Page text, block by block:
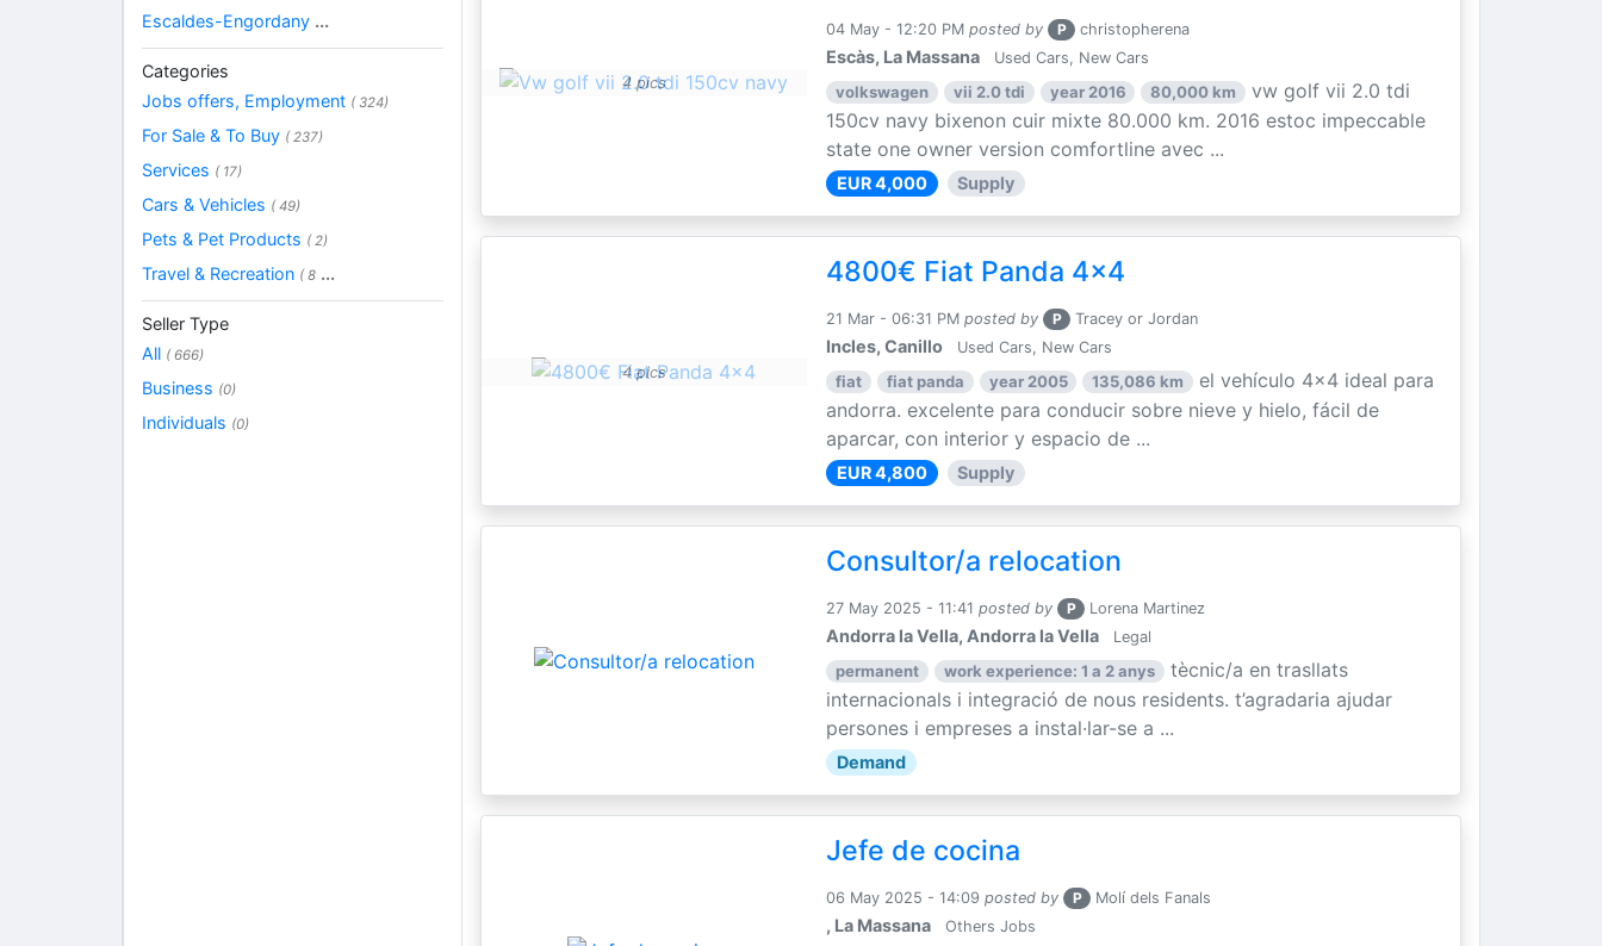
4 pics
04 May - 12:20 PM posted by P christopherena
Escàs, La Massana Used Cars, New Cars
volkswagen vii 2.0 tdi year 2016 80,000 km
vw golf vii 2.0 tdi
150cv navy bixenon cuir mixte 80.000 km. 2016 estoc impeccable
state one owner version comfortline avec ...
EUR 4,000 Supply
4 pics
4800€ Fiat Panda 4x4
21 Mar - 06:31 PM posted by P Tracey or Jordan
Incles, Canillo Used Cars, New Cars
fiat fiat panda year 2005 135,086 km
el vehículo 4x4 ideal para
andorra. excelente para conducir sobre nieve y hielo, fácil de
aparcar, con interior y espacio de ...
EUR 4,800 Supply
Consultor/a relocation
27 May 2025 - 11:41 posted by P Lorena Martinez
Andorra la Vella, Andorra la Vella Legal
permanent work experience: 1 a 2 anys
tècnic/a en trasllats
internacionals i integració de nous residents. t’agradaria ajudar
persones i empreses a instal·lar-se a ...
Demand
Jefe de cocina
06 May 2025 - 14:09 posted by P Molí dels Fanals
, La Massana Others Jobs
Escaldes-Engordany ...
Categories
Jobs offers, Employment ( 324)
For Sale & To Buy ( 237)
Services ( 17)
Cars & Vehicles ( 49)
Pets & Pet Products ( 2)
Travel & Recreation ( 8 ...
Seller Type
All ( 666)
Business (0)
Individuals (0)